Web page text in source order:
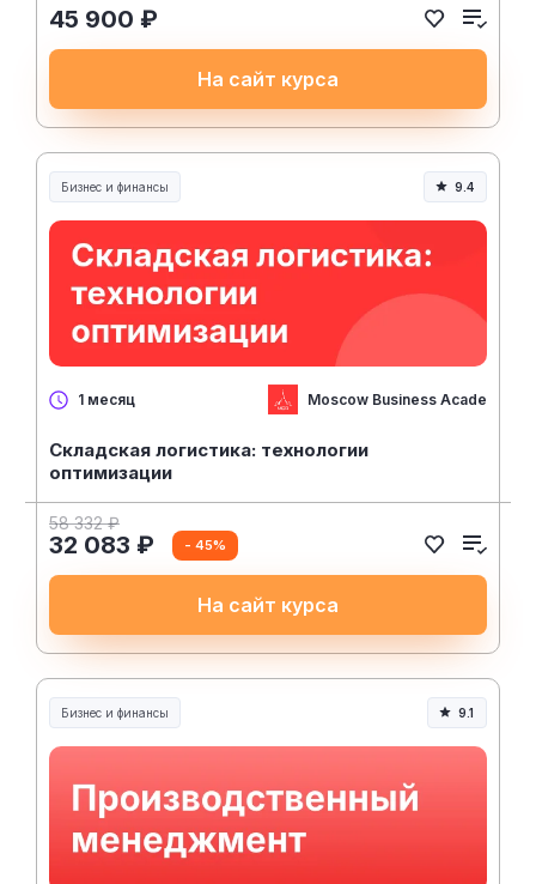
45 900 ₽
На сайт курса
Бизнес и финансы 9.4
1 месяц Moscow Business Academy
Складская логистика: технологии
оптимизации
58 332 ₽
32 083 ₽ - 45%
На сайт курса
Бизнес и финансы 9.1